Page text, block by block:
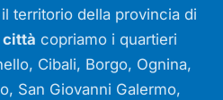
territorio della provincia di
città copriamo i quartieri
Cibali, Borgo, Ognina,
San Giovanni Galermo,